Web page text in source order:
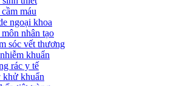
máu
ngoại khoa
nhân tạo
sóc vết thương
khuẩn
rác y tế
khử khuẩn